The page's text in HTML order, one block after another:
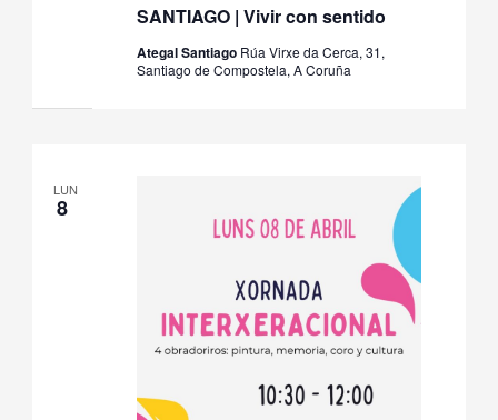
SANTIAGO | Vivir con sentido
Ategal Santiago Rúa Virxe da Cerca, 31,
Santiago de Compostela, A Coruña
LUN
8